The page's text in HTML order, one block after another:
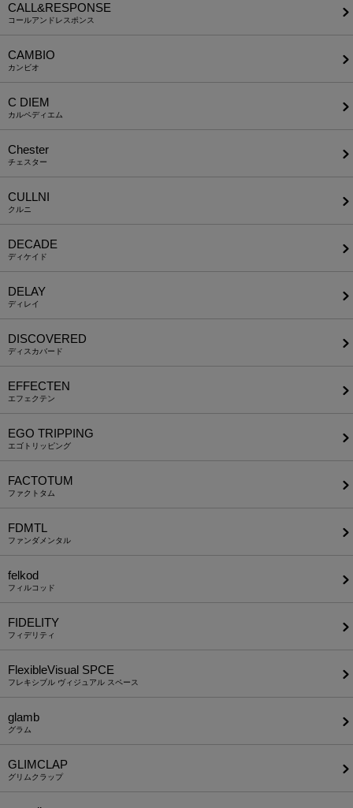
CALL&RESPONSE
コールアンドレスポンス
CAMBIO
カンビオ
C DIEM
カルペディエム
Chester
チェスター
CULLNI
クルニ
DECADE
ディケイド
DELAY
ディレイ
DISCOVERED
ディスカバード
EFFECTEN
エフェクテン
EGO TRIPPING
エゴトリッピング
FACTOTUM
ファクトタム
FDMTL
ファンダメンタル
felkod
フィルコッド
FIDELITY
フィデリティ
FlexibleVisual SPCE
フレキシブル ヴィジュアル スペース
glamb
グラム
GLIMCLAP
グリムクラップ